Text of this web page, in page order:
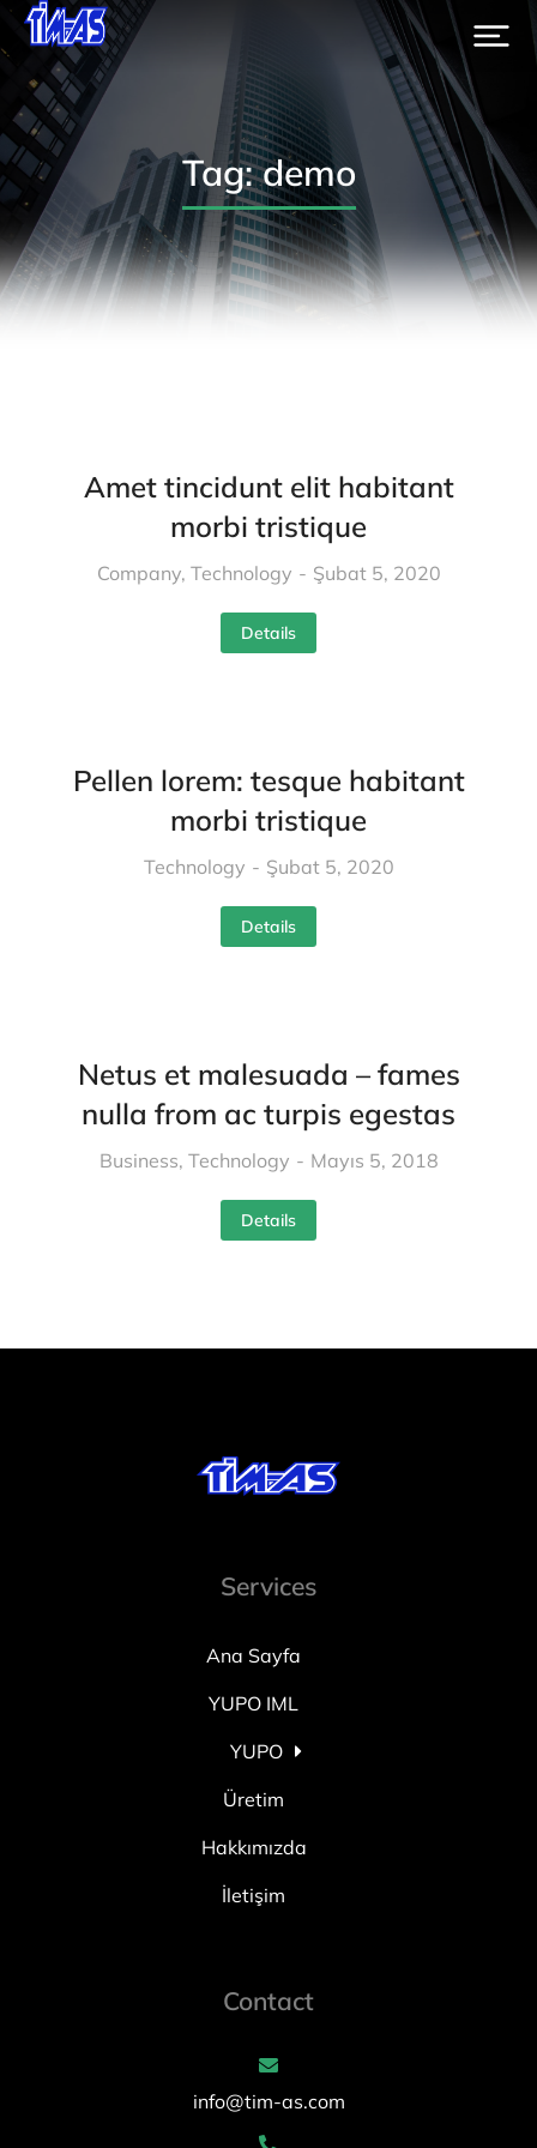
Tag: demo
Amet tincidunt elit habitant
morbi tristique
Company, Technology Şubat 5, 2020
Details
Pellen lorem: tesque habitant
morbi tristique
Technology Şubat 5, 2020
Details
Netus et malesuada – fames
nulla from ac turpis egestas
Business, Technology Mayıs 5, 2018
Details
Services
Ana Sayfa
YUPO IML
YUPO
Üretim
Hakkımızda
İletişim
Contact
info@tim-as.com